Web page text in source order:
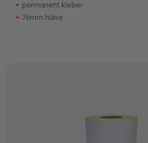
permanent kleber
76mm hülse